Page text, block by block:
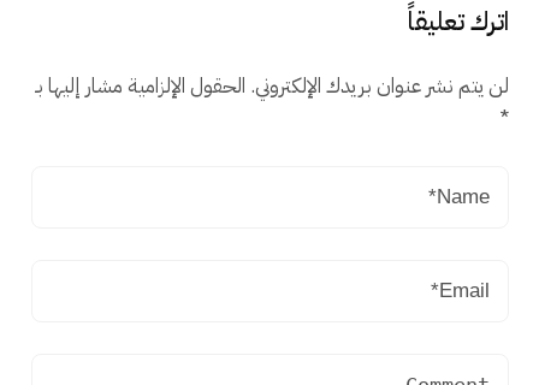
اترك تعليقاً
لن يتم نشر عنوان بريدك الإلكتروني. الحقول الإلزامية مشار إليها بـ
*